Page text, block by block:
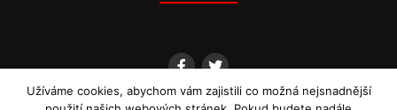
Užíváme cookies, abychom vám zajistili co možná nejsnadnější